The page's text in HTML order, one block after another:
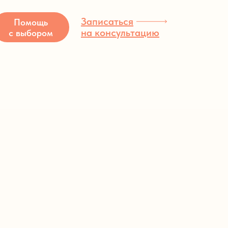
Записаться
на консультацию
Помощь
с выбором